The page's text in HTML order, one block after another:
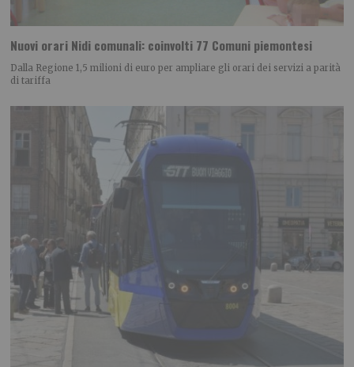
Nuovi orari Nidi comunali: coinvolti 77 Comuni piemontesi
Dalla Regione 1,5 milioni di euro per ampliare gli orari dei servizi a parità
di tariffa